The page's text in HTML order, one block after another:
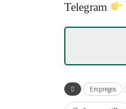
Telegram
Empregos